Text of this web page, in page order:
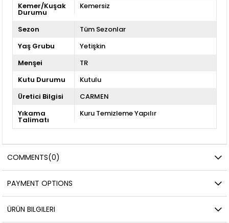
Kemer/Kuşak
Durumu
Kemersiz
Sezon
Tüm Sezonlar
Yaş Grubu
Yetişkin
Menşei
TR
Kutu Durumu
Kutulu
Üretici Bilgisi
CARMEN
Yıkama
Talimatı
Kuru Temizleme Yapılır
COMMENTS(0)
PAYMENT OPTIONS
ÜRÜN BILGILERI